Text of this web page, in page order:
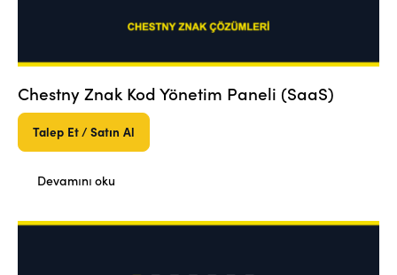
Chestny Znak Kod Yönetim Paneli (SaaS)
Talep Et / Satın Al
Devamını oku